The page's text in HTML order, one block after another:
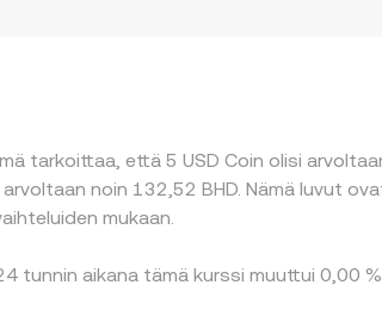
tarkoittaa, että 5 USD Coin olisi
mukaan.
tunnin aikana tämä kurssi muuttui 0,00